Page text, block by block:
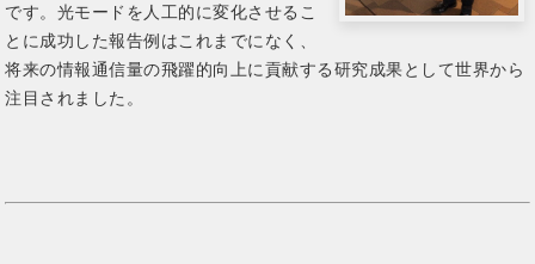
です。光モードを人工的に変化させるこ
とに成功した報告例はこれまでになく、
将来の情報通信量の飛躍的向上に貢献する研究成果として世界から
注目されました。